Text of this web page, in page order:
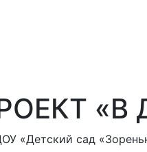
«Детский сад